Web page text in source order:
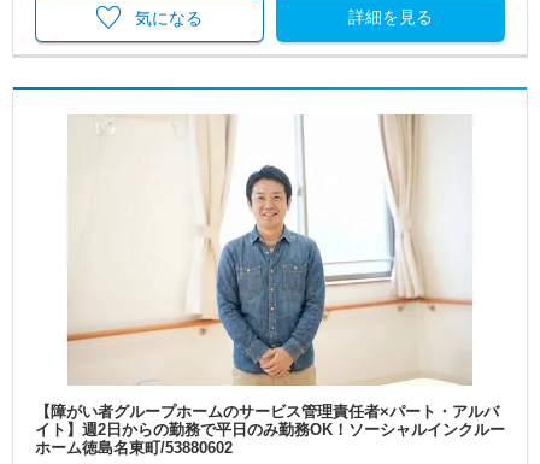
詳細を見る
気になる
【障がい者グループホームのサービス管理責任者×パート・アルバ
イト】週2日からの勤務で平日のみ勤務OK！ソーシャルインクルー
ホーム徳島名東町/53880602